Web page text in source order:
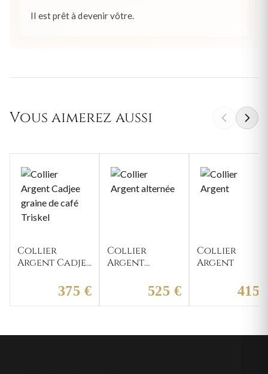
Il est prêt à devenir vôtre.
Vous aimerez aussi
Collier
Argent Cadjee
café Triskel
375 €
Collier
Argent
525 €
Collier
Argent
415